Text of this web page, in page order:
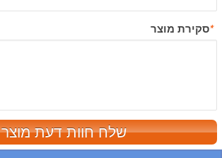
*סקירת מוצר
שלח חוות דעת מוצר